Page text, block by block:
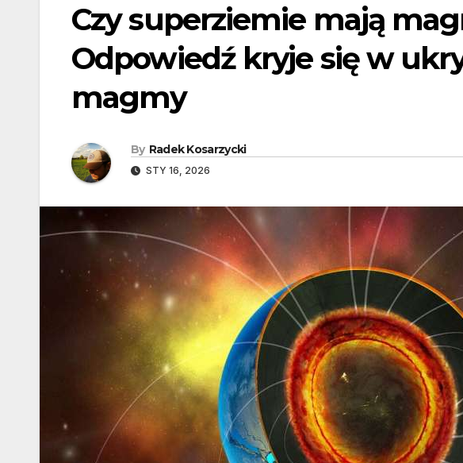
Czy superziemie mają
Odpowiedź kryje się w
magmy
By Radek Kosarzycki
STY 16, 2026